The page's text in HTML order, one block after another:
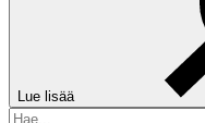
Lue lisää